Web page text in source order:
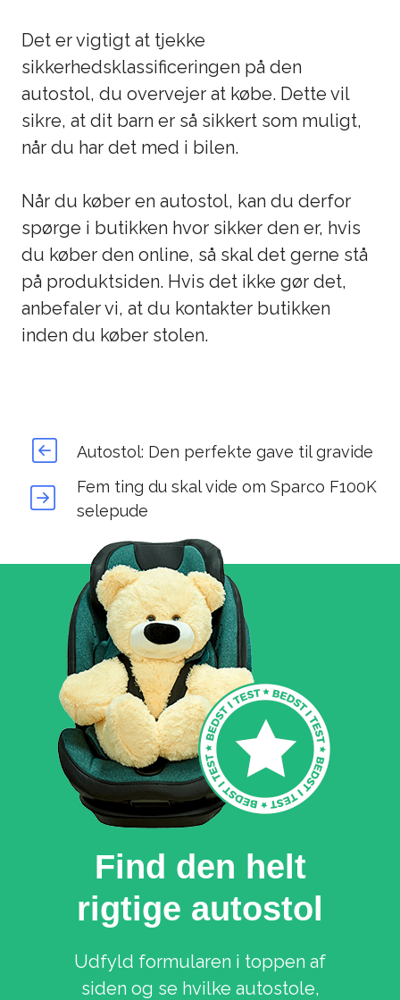
Det er vigtigt at tjekke
sikkerhedsklassificeringen på den
autostol, du overvejer at købe. Dette vil
sikre, at dit barn er så sikkert som muligt,
når du har det med i bilen.
Når du køber en autostol, kan du derfor
spørge i butikken hvor sikker den er, hvis
du køber den online, så skal det gerne stå
på produktsiden. Hvis det ikke gør det,
anbefaler vi, at du kontakter butikken
inden du køber stolen.
Autostol: Den perfekte gave til gravide
Fem ting du skal vide om Sparco F100K
selepude
Find den helt
rigtige autostol
Udfyld formularen i toppen af
siden og se hvilke autostole,